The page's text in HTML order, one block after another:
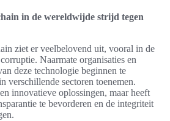
in de wereldwijde strijd tegen
ziet er veelbelovend uit, vooral in de
Naarmate organisaties en
deze technologie beginnen te
verschillende sectoren toenemen.
innovatieve oplossingen, maar heeft
te bevorderen en de integriteit